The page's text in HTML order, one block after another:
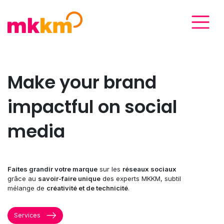
Make your brand
impactful on social
media
Faites grandir votre marque sur les réseaux sociaux
grâce au savoir-faire unique des experts MKKM, subtil
mélange de créativité et de technicité.
Services